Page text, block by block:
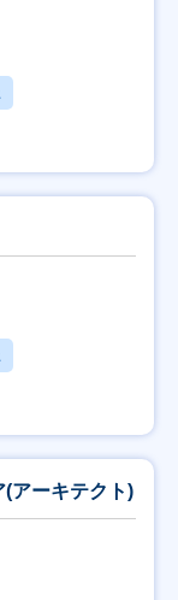
(アーキテクト)